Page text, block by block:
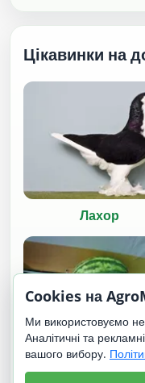
Цікавинки на
Лахор
Cookies на
Ми використовуємо
Аналітичні та
вашого вибору.